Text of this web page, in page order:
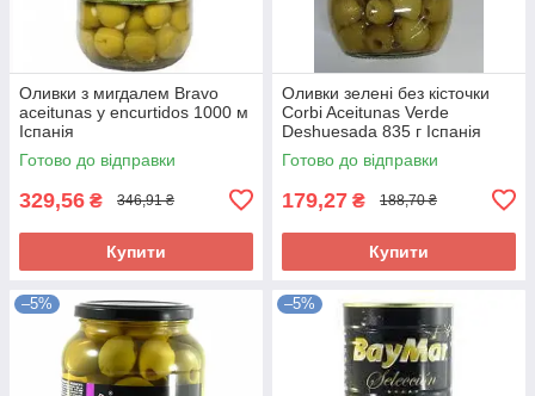
Оливки з мигдалем Bravo
aceitunas y encurtidos 1000 м
Іспанія
Готово до відправки
329,56 ₴ 346,91 ₴
Купити
Оливки зелені без кісточки
Corbi Aceitunas Verde
Deshuesada 835 г Іспанія
Готово до відправки
179,27 ₴ 188,70 ₴
Купити
–5% –5%